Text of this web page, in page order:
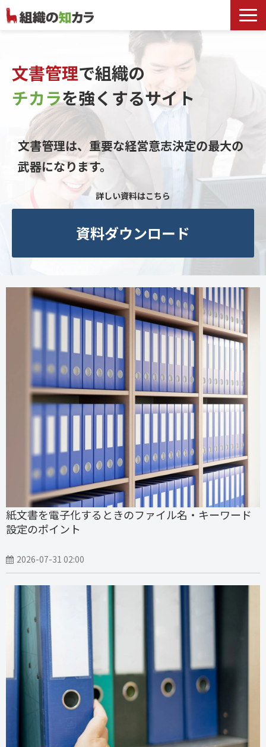
文書管理サービス
お役立ち記事
記事カテゴリ一覧
よくあるお問合せ
文書管理で組織の
チカラを強くするサイト
文書管理は、重要な経営意志決定の最大の
武器になります。
詳しい資料はこちら
資料ダウンロード
紙文書を電子化するときのファイル名・キーワード
設定のポイント
2026-07-31 02:00